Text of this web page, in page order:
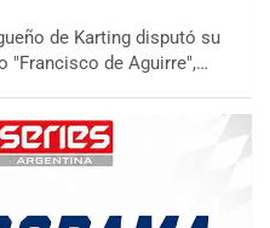
de Karting disputó su
"Francisco de Aguirre",…